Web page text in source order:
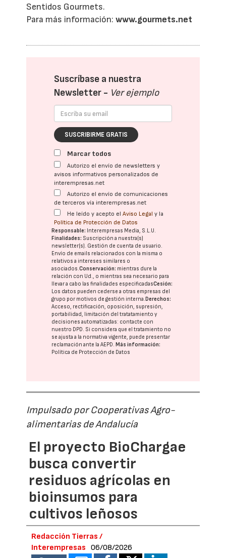
Sentidos Gourmets.
Para más información:www.gourmets.net
Suscríbase a nuestra
Newsletter - Ver ejemplo
SUSCRIBIRME GRATIS
Marcar todos
Autorizo el envío de newsletters y
avisos informativos personalizados de
interempresas.net
Autorizo el envío de comunicaciones
de terceros vía interempresas.net
He leído y acepto elAviso Legal y la
Política de Protección de Datos
Responsable: Interempresas Media, S.L.U.
Finalidades: Suscripción a nuestra(s)
newsletter(s). Gestión de cuenta de usuario.
Envío de emails relacionados con la misma o
relativos a intereses similares o
asociados.Conservación: mientras dure la
relación con Ud., o mientras sea necesario para
llevar a cabo las finalidades especificadasCesión:
Los datos pueden cederse a otras empresas del
grupo por motivos de gestión interna. Derechos:
Acceso, rectificación, oposición, supresión,
portabilidad, limitación del tratatamiento y
decisiones automatizadas: contacte con
nuestro DPD. Si considera que el tratamiento no
se ajusta a la normativa vigente, puede presentar
reclamación ante laAEPD. Más información:
Política de Protección de Datos
Impulsado por Cooperativas Agro-
alimentarias de Andalucía
El proyecto BioChargae
busca convertir
residuos agrícolas en
bioinsumos para
cultivos leñosos
Redacción Tierras /
Interempresas
06/08/2026